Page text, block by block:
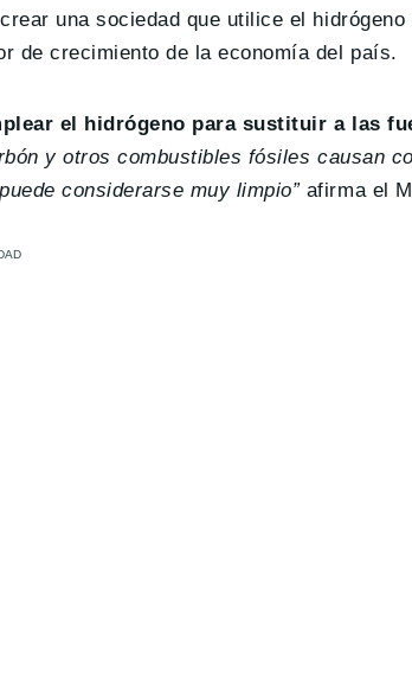
una sociedad que utilice el hidrógeno
de crecimiento de la economía del país.
el hidrógeno para sustituir a las
y otros combustibles fósiles causan
considerarse muy limpio” afirma el